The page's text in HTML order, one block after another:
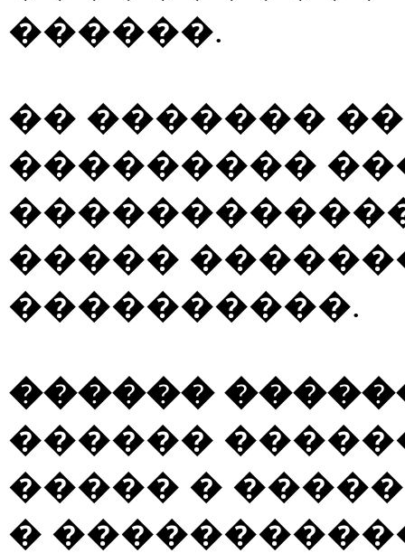
������.
�� �������
���������
�����
����������.
������
������
����� �
�